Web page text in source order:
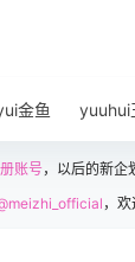
金鱼 yuuhui
账号，以后的新企
，